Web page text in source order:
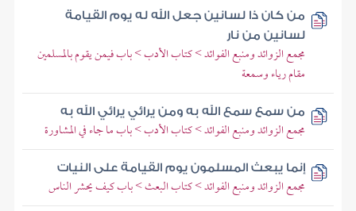
من كان ذا لسانين جعل الله له يوم القيامة
لسانين من نار
مجمع الزوائد ومنبع الفوائد > كتاب الأدب > باب فيمن يقوم بالمسلمين
مقام رياء وسمعة
من سمع سمع الله به ومن يرائي يرائي الله به
مجمع الزوائد ومنبع الفوائد > كتاب الأدب > باب ما جاء في المشاورة
إنما يبعث المسلمون يوم القيامة على النيات
مجمع الزوائد ومنبع الفوائد > كتاب البعث > باب كيف يحشر الناس